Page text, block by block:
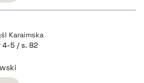
Karaimska
4-5 / s. 82